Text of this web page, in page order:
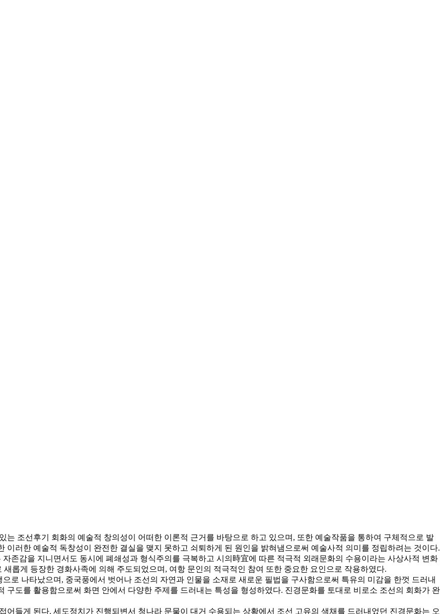
는 조선후기 회화의 예술적 창의성이 어떠한 이론적 근거를 바탕으로 하고 있으며, 또한 예술작품을 통하여 구체적으로 발
이러한 예술적 독창성이 완전한 결실을 맺지 못하고 쇠퇴하게 된 원인을 밝혀냄으로써 예술사적 의미를 정립하려는 것이다.
존감을 지니면서도 동시에 폐쇄성과 형식주의를 극복하고 시의時宜에 따른 적극적 외래문화의 수용이라는 사상사적 변화
롭게 등장한 경화사족에 의해 주도되었으며, 여항 문인의 적극적인 참여 또한 중요한 요인으로 작용하였다.
로 나타났으며, 중국풍에서 벗어나 조선의 자연과 인물을 소재로 새로운 필법을 구사함으로써 특유의 미감을 한껏 드러내
구도를 활용함으로써 화면 안에서 다양한 주제를 드러내는 특성을 형성하였다. 진경문화를 토대로 비로소 조선의 회화가 완
어들게 된다. 세도정치가 진행되변서 청나라 문물이 대거 수용되는 상황에서 조선 고유의 색채를 드러내었던 진경문화는 오